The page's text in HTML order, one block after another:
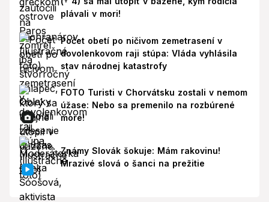
plávali v mori!
Počet obetí po ničivom zemetrasení v
dovolenkovom raji stúpa: Vláda vyhlásila
stav národnej katastrofy
FOTO Turisti v Chorvátsku zostali v nemom
úžase: Nebo sa premenilo na rozbúrené
more!
Známy Slovák šokuje: Mám rakovinu!
Mrazivé slová o šanci na prežitie